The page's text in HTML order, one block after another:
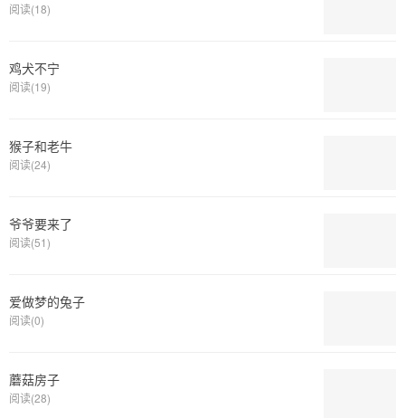
阅读(18)
鸡犬不宁
阅读(19)
猴子和老牛
阅读(24)
爷爷要来了
阅读(51)
爱做梦的兔子
阅读(0)
蘑菇房子
阅读(28)